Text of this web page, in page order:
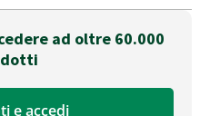
ad oltre 60.000
e accedi